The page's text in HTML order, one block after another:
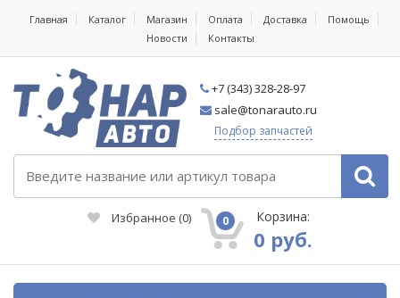
Главная Каталог Магазин Оплата Доставка
Помощь
Новости
Контакты
+7 (343) 328-28-97
sale@tonarauto.ru
Подбор запчастей
Избранное (0) 0 Корзина:
0 руб.